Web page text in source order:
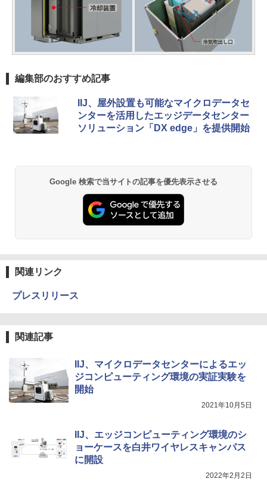
編集部のおすすめ記事
IIJ、屋外設置も可能なマイクロデータセ
ンターを活用したエッジデータセンター
ソリューション「DX edge」を提供開始
Google 検索で当サイトの記事を優先表示させる
関連リンク
プレスリリース
関連記事
IIJ、マイクロデータセンターによるエッ
ジコンピューティング環境の実証実験を
開始
2021年10月5日
IIJ、エッジコンピューティング環境のシ
ョーケースを白井ワイヤレスキャンパス
に開設
2022年2月2日